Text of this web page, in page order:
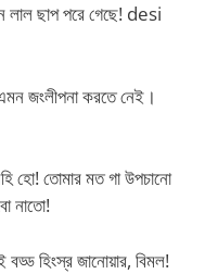
লাল ছাপ পরে গেছে! desi
জংলীপনা করতে নেই।
হো! তোমার মত গা উপচানো
নাতো!
বড্ড হিংস্র জানোয়ার, বিমল!